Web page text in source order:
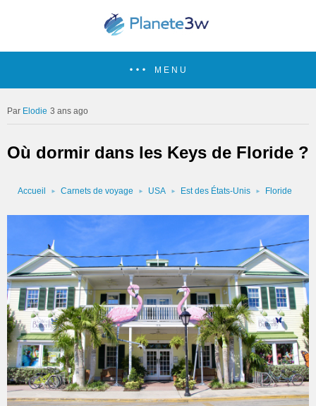
MENU
Elodie 3 ans ago
Où dormir dans les Keys de Floride ?
Accueil Carnets de voyage USA Est des États-Unis Floride